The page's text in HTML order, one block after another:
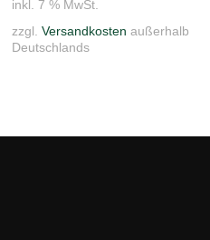
inkl. 7 % MwSt.
zzgl. Versandkosten außerhalb
Deutschlands